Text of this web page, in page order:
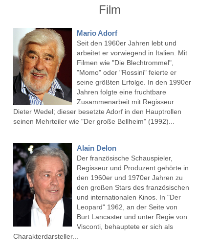
Film
Mario Adorf
Seit den 1960er Jahren lebt und
arbeitet er vorwiegend in Italien. Mit
Filmen wie "Die Blechtrommel",
"Momo" oder "Rossini" feierte er
seine größten Erfolge. In den 1990er
Jahren folgte eine fruchtbare
Zusammenarbeit mit Regisseur
Dieter Wedel; dieser besetzte Adorf in den Hauptrollen
seinen Mehrteiler wie "Der große Bellheim" (1992)...
Alain Delon
Der französische Schauspieler,
Regisseur und Produzent gehörte in
den 1960er und 1970er Jahren zu
den großen Stars des französischen
und internationalen Kinos. In "Der
Leopard" 1962, an der Seite von
Burt Lancaster und unter Regie von
Visconti, behauptete er sich als
Charakterdarsteller...